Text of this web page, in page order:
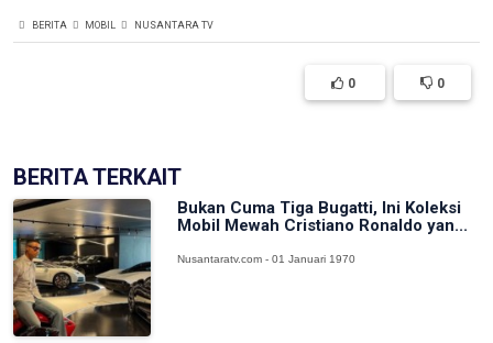
BERITA MOBIL NUSANTARA TV
0 0
BERITA TERKAIT
Bukan Cuma Tiga Bugatti, Ini Koleksi
Mobil Mewah Cristiano Ronaldo yan...
Nusantaratv.com - 01 Januari 1970